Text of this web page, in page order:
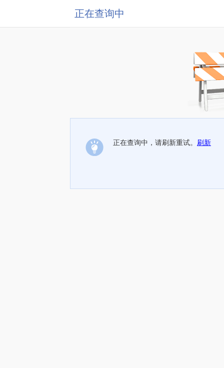
正在查询中
正在查询中，请刷新重试。 刷新